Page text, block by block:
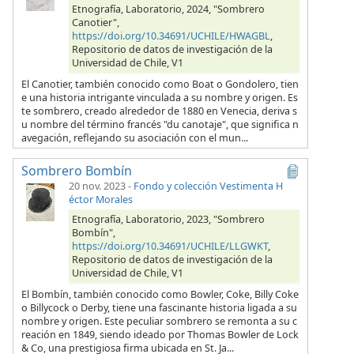
Etnografía, Laboratorio, 2024, "Sombrero
Canotier",
https://doi.org/10.34691/UCHILE/HWAGBL,
Repositorio de datos de investigación de la
Universidad de Chile, V1
El Canotier, también conocido como Boat o Gondolero, tien
e una historia intrigante vinculada a su nombre y origen. Es
te sombrero, creado alrededor de 1880 en Venecia, deriva s
u nombre del término francés "du canotaje", que significa n
avegación, reflejando su asociación con el mun...
Sombrero Bombín
20 nov. 2023- Fondo y colección Vestimenta H
éctor Morales
Etnografía, Laboratorio, 2023, "Sombrero
Bombín",
https://doi.org/10.34691/UCHILE/LLGWKT,
Repositorio de datos de investigación de la
Universidad de Chile, V1
El Bombín, también conocido como Bowler, Coke, Billy Coke
o Billycock o Derby, tiene una fascinante historia ligada a su
nombre y origen. Este peculiar sombrero se remonta a su c
reación en 1849, siendo ideado por Thomas Bowler de Lock
& Co, una prestigiosa firma ubicada en St. Ja...